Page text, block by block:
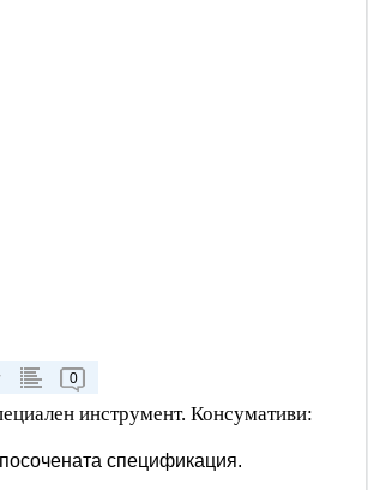
0
инструмент. Консумативи:
спецификация.